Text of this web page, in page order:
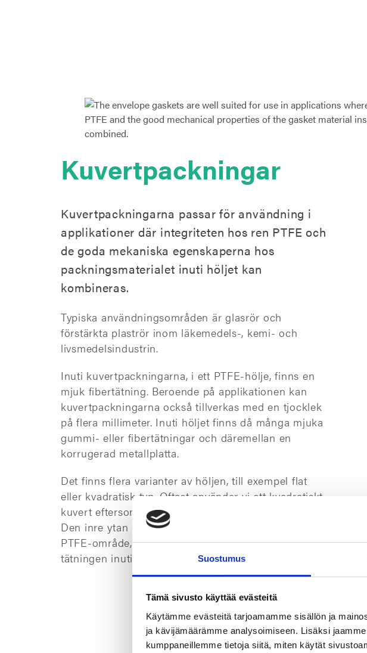
Suostumus
Tämä sivusto käyttää evästeitä
Käytämme evästeitä tarjoamamme sisällön ja
ja kävijämäärämme analysoimiseen. Lisäksi
kumppaneillemme tietoja siitä, miten käytät
Kuvertpackningar
Kuvertpackningarna passar för användning i
applikationer där integriteten hos ren PTFE och
de goda mekaniska egenskaperna hos
packningsmaterialet inuti höljet kan
kombineras.
Typiska användningsområden är glasrör och
förstärkta plaströr inom läkemedels-, kemi- och
livsmedelsindustrin.
Inuti kuvertpackningarna, i ett PTFE-hölje, finns en
mjuk fibertätning. Beroende på applikationen kan
kuvertpackningarna också tillverkas med en tjocklek
på flera millimeter. Inuti höljet finns då många mjuka
gummi- eller fibertätningar och däremellan en
korrugerad metallplatta.
Det finns flera varianter av höljen, till exempel flat
eller kvadratisk typ. Oftast använder vi ett kvadratiskt
kuvert eftersom flödet av media förblir oförändrat.
Den inre ytan av kvadrattypskuvertet har ett djupt
PTFE-område, vilket säkerställer att den mjuka
tätningen inuti förblir intakt trots mindre inre skador.